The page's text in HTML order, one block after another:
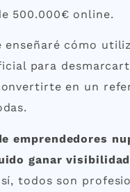
500.000€ online.
enseñaré cómo
para
en un
emprendedores
ganar visibilidad
todos son